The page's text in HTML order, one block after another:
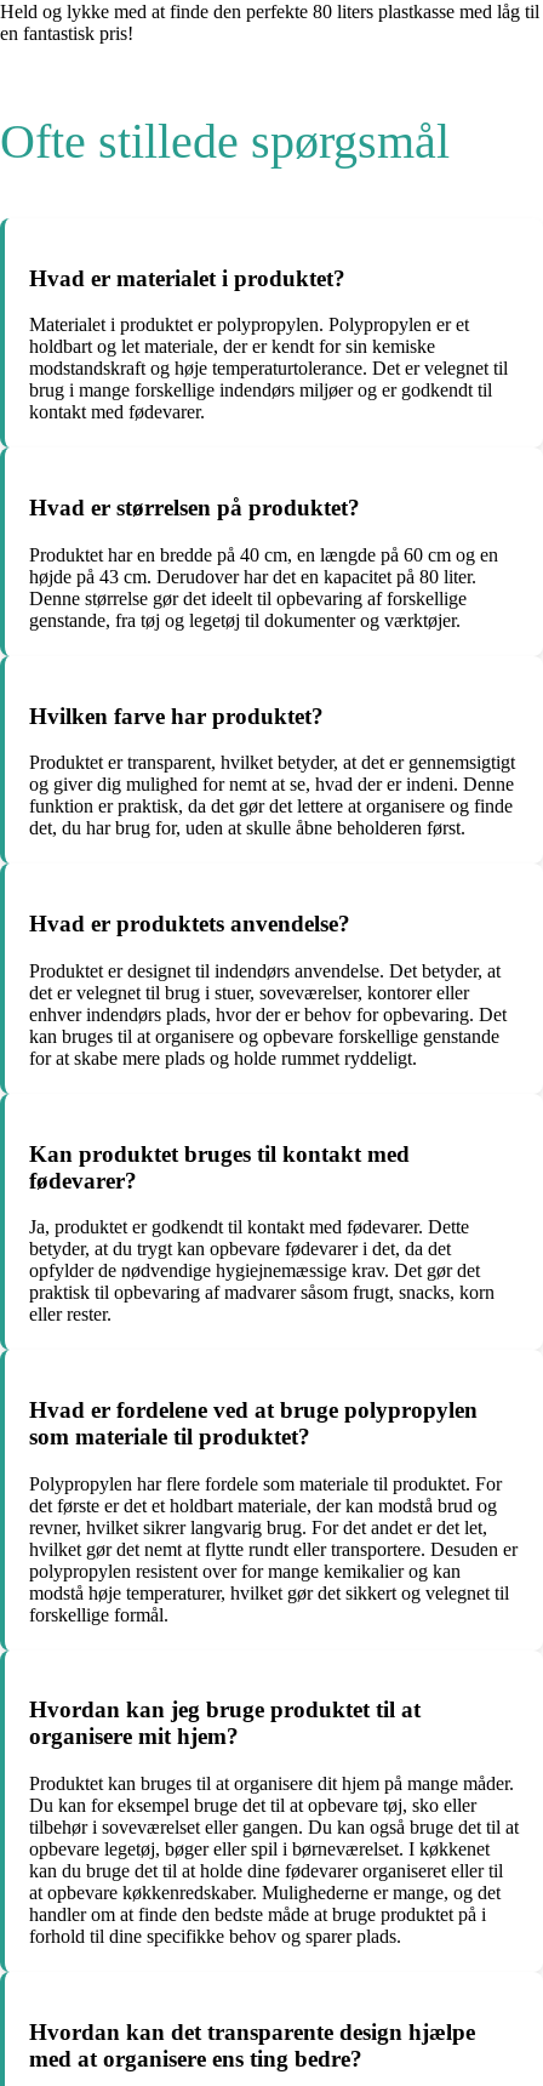
Held og lykke med at finde den perfekte 80 liters plastkasse med låg til
en fantastisk pris!
Ofte stillede spørgsmål
Hvad er materialet i produktet?
Materialet i produktet er polypropylen. Polypropylen er et
holdbart og let materiale, der er kendt for sin kemiske
modstandskraft og høje temperaturtolerance. Det er velegnet til
brug i mange forskellige indendørs miljøer og er godkendt til
kontakt med fødevarer.
Hvad er størrelsen på produktet?
Produktet har en bredde på 40 cm, en længde på 60 cm og en
højde på 43 cm. Derudover har det en kapacitet på 80 liter.
Denne størrelse gør det ideelt til opbevaring af forskellige
genstande, fra tøj og legetøj til dokumenter og værktøjer.
Hvilken farve har produktet?
Produktet er transparent, hvilket betyder, at det er gennemsigtigt
og giver dig mulighed for nemt at se, hvad der er indeni. Denne
funktion er praktisk, da det gør det lettere at organisere og finde
det, du har brug for, uden at skulle åbne beholderen først.
Hvad er produktets anvendelse?
Produktet er designet til indendørs anvendelse. Det betyder, at
det er velegnet til brug i stuer, soveværelser, kontorer eller
enhver indendørs plads, hvor der er behov for opbevaring. Det
kan bruges til at organisere og opbevare forskellige genstande
for at skabe mere plads og holde rummet ryddeligt.
Kan produktet bruges til kontakt med
fødevarer?
Ja, produktet er godkendt til kontakt med fødevarer. Dette
betyder, at du trygt kan opbevare fødevarer i det, da det
opfylder de nødvendige hygiejnemæssige krav. Det gør det
praktisk til opbevaring af madvarer såsom frugt, snacks, korn
eller rester.
Hvad er fordelene ved at bruge polypropylen
som materiale til produktet?
Polypropylen har flere fordele som materiale til produktet. For
det første er det et holdbart materiale, der kan modstå brud og
revner, hvilket sikrer langvarig brug. For det andet er det let,
hvilket gør det nemt at flytte rundt eller transportere. Desuden er
polypropylen resistent over for mange kemikalier og kan
modstå høje temperaturer, hvilket gør det sikkert og velegnet til
forskellige formål.
Hvordan kan jeg bruge produktet til at
organisere mit hjem?
Produktet kan bruges til at organisere dit hjem på mange måder.
Du kan for eksempel bruge det til at opbevare tøj, sko eller
tilbehør i soveværelset eller gangen. Du kan også bruge det til at
opbevare legetøj, bøger eller spil i børneværelset. I køkkenet
kan du bruge det til at holde dine fødevarer organiseret eller til
at opbevare køkkenredskaber. Mulighederne er mange, og det
handler om at finde den bedste måde at bruge produktet på i
forhold til dine specifikke behov og sparer plads.
Hvordan kan det transparente design hjælpe
med at organisere ens ting bedre?